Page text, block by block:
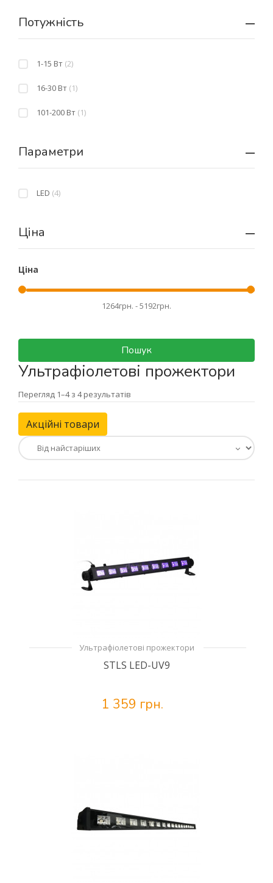
Потужність
1-15 Вт (2)
16-30 Вт (1)
101-200 Вт (1)
Параметри
LED (4)
Ціна
Ціна
Пошук
Ультрафіолетові прожектори
Перегляд 1–4 з 4 результатів
Акційні товари
Ультрафіолетові прожектори
STLS LED-UV9
1 359 грн.